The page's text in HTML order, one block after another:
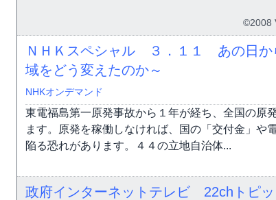
©2008
ＮＨＫスペシャル ３．１１ あの日
域をどう変えたのか～
NHKオンデマンド
東電福島第一原発事故から１年が経ち、全国の原
ます。原発を稼働しなければ、国の「交付金」や
陥る恐れがあります。４４の立地自治体...
政府インターネットテレビ 22chトピッ